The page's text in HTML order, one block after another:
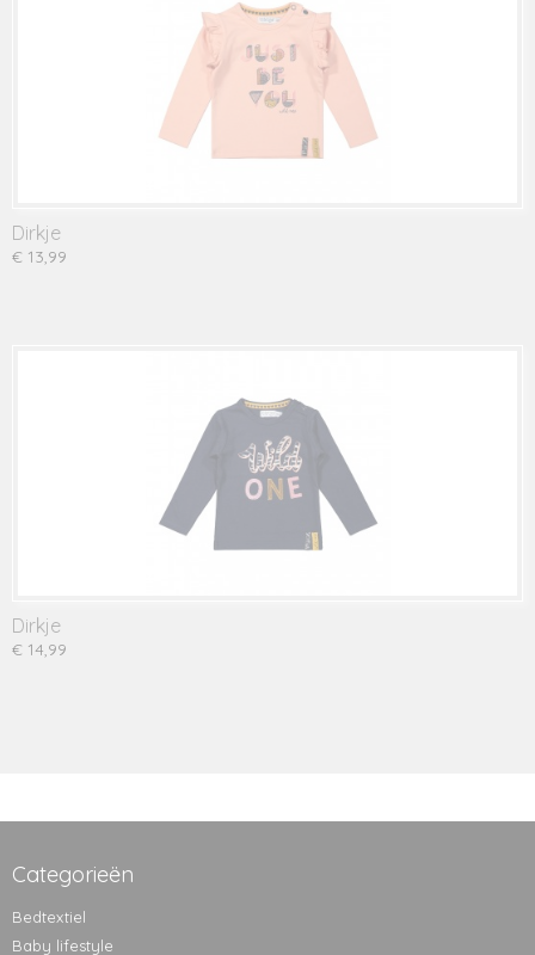
Dirkje
€ 13,99
Dirkje
€ 14,99
Categorieën
Bedtextiel
Baby lifestyle